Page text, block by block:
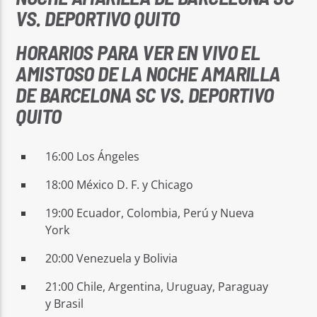
VS. DEPORTIVO QUITO
HORARIOS PARA VER EN VIVO EL
AMISTOSO DE LA NOCHE AMARILLA
DE BARCELONA SC VS. DEPORTIVO
QUITO
16:00 Los Ángeles
18:00 México D. F. y Chicago
19:00 Ecuador, Colombia, Perú y Nueva
York
20:00 Venezuela y Bolivia
21:00 Chile, Argentina, Uruguay, Paraguay
y Brasil